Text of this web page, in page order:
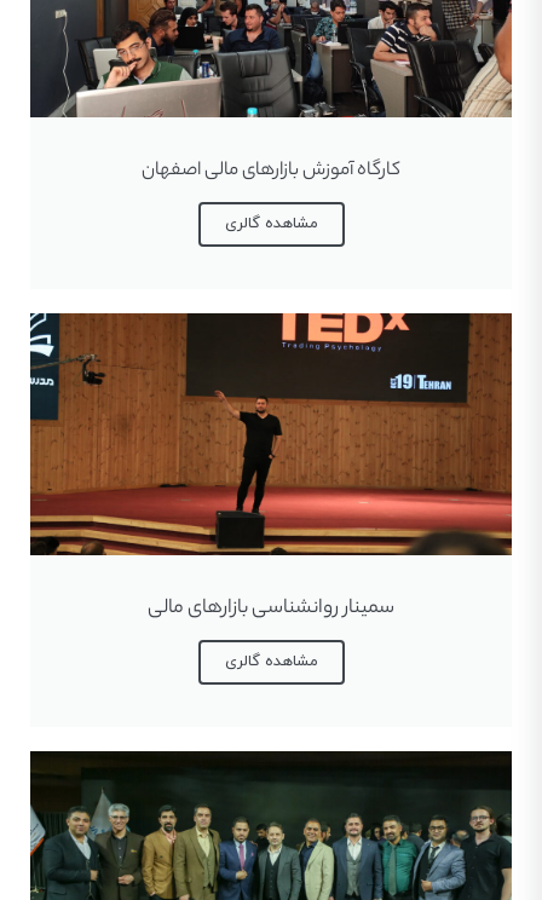
کارگاه آموزش بازارهای مالی اصفهان
مشاهده گالری
سمینار روانشناسی بازارهای مالی
مشاهده گالری